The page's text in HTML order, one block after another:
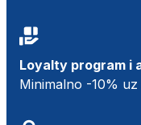
Loyalty program i
Minimalno -10%